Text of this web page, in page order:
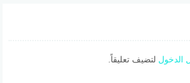
الدخول لتضيف تعليقاً.